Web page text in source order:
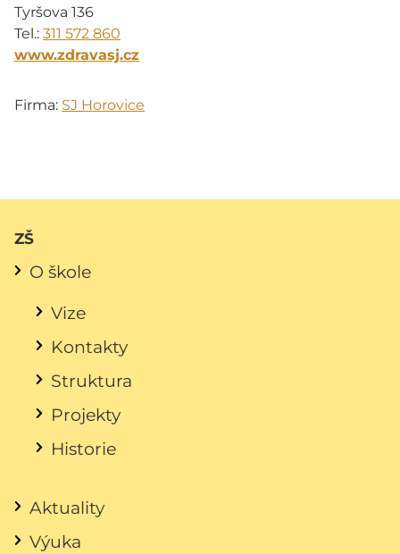
Tyršova 136
Tel.: 311 572 860
www.zdravasj.cz
Firma: SJ Horovice
ZŠ
O škole
Vize
Kontakty
Struktura
Projekty
Historie
Aktuality
Výuka